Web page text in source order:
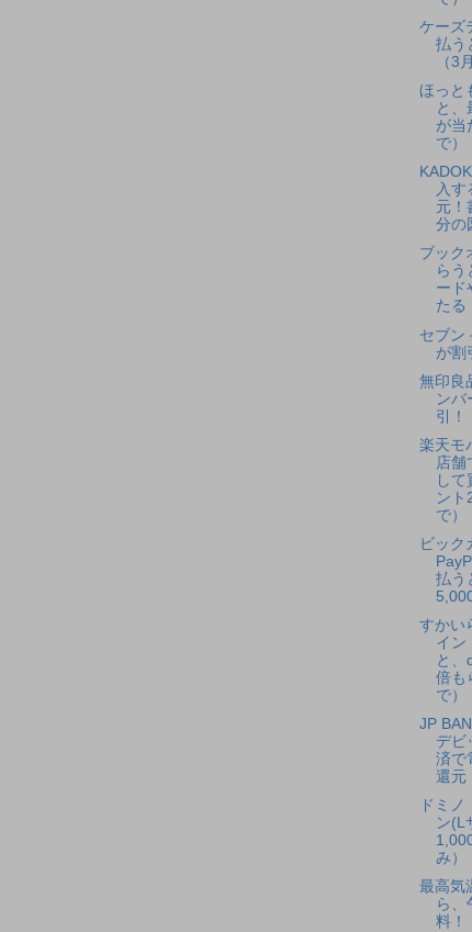
ケーズ
払う
（3
ほっと
と、
が当
で）
入す
元！
分の
ブック
らう
ード
たる
セブン
が割
無印良
ンバ
引！
楽天モ
店舗
し
ント
で）
ビック
払う
すかい
イン
と、
倍も
で）
JP
デビ
済で
還元
ドミ
ン(L
み）
最高気
ら、
料！